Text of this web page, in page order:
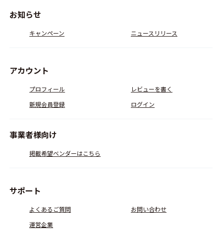
お知らせ
キャンペーン ニュースリリース
アカウント
プロフィール
レビューを書く
新規会員登録
ログイン
事業者様向け
掲載希望ベンダーはこちら
サポート
よくあるご質問
お問い合わせ
運営企業